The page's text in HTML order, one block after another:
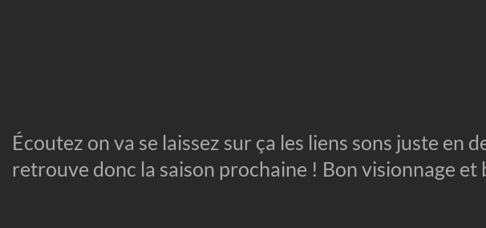
Écoutez on va se laissez sur ça les liens sons juste en
retrouve donc la saison prochaine ! Bon visionnage et